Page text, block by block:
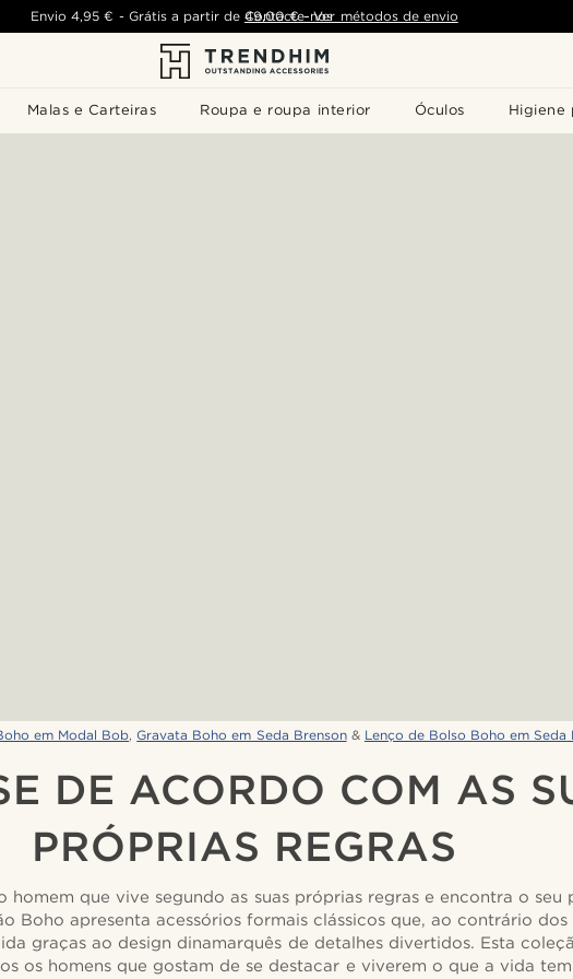
Malas e Carteiras Roupa e roupa interior Óculos Higiene
Envio 4,95 € - Grátis a partir de 49,00 € - Ver métodos de envio
Contacte-nos
em Modal Bob,Gravata Boho em Seda Brenson& Lenço de Bolso Boho em Seda
DE ACORDO COM AS
PRÓPRIAS REGRAS
homem que vive segundo as suas próprias regras e encontra o seu
Boho apresenta acessórios formais clássicos que, ao contrário dos
graças ao design dinamarquês de detalhes divertidos. Esta
os homens que gostam de se destacar e viverem o que a vida